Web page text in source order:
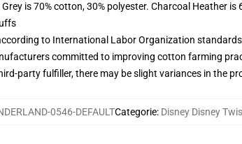
is 70% cotton, 30% polyester. Charcoal Heather is
to International Labor Organization standards
committed to improving cotton farming
party fulfiller, there may be slight variances in the
0546-DEFAULTCategorie: Disney Disney